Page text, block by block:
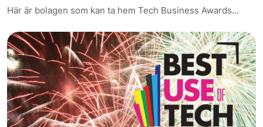
Här är bolagen som kan ta hem Tech Business Awards...